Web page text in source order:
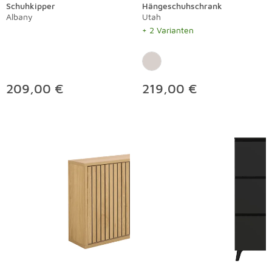
Schuhkipper
Albany
209,00 €
Hängeschuhschrank
Utah
+ 2 Varianten
219,00 €